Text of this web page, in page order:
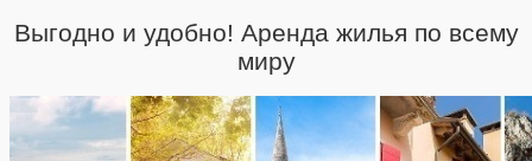
Выгодно и удобно! Аренда жилья по всему
миру